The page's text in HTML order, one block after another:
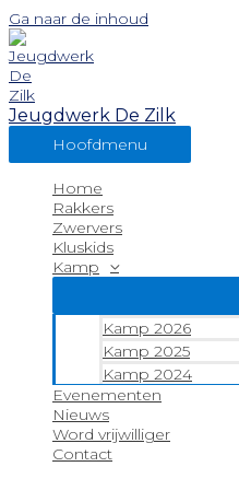
Ga naar de inhoud
Jeugdwerk De Zilk
Hoofdmenu
Home
Rakkers
Zwervers
Kluskids
Kamp
Kamp 2026
Kamp 2025
Kamp 2024
Evenementen
Nieuws
Word vrijwilliger
Contact